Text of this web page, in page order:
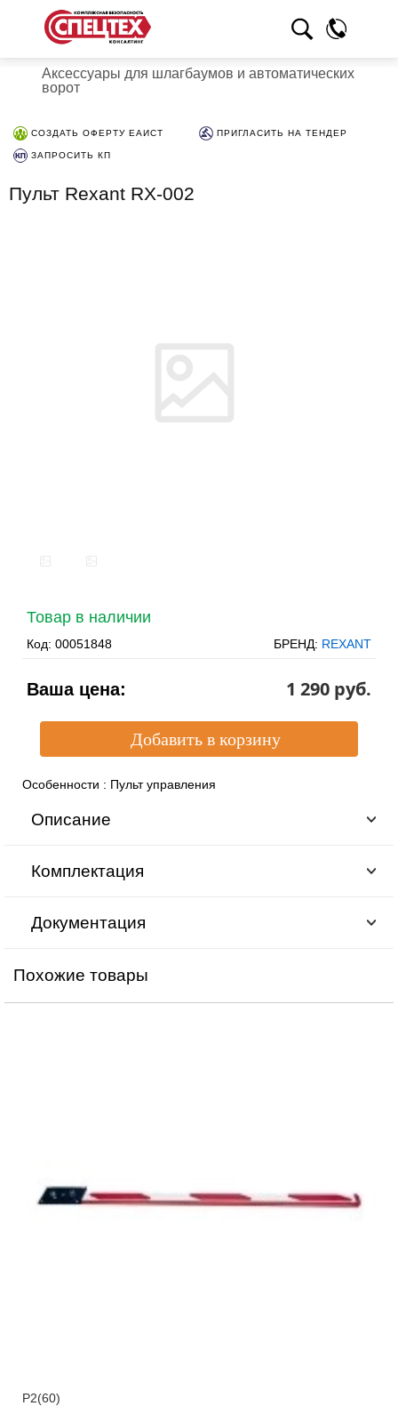
Аксессуары для шлагбаумов и автоматических
ворот
СОЗДАТЬ ОФЕРТУ ЕАИСТ ПРИГЛАСИТЬ НА ТЕНДЕР
ЗАПРОСИТЬ КП
Пульт Rexant RX-002
Товар в наличии
Код: 00051848 БРЕНД: REXANT
Ваша цена: 1 290 pуб.
Особенности : Пульт управления
Описание
Комплектация
Документация
Похожие товары
Р2(60)